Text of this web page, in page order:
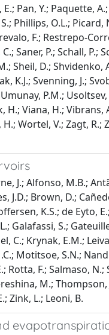
Pan, Y.; Paquette,
Phillips, O.L.;
F.; Restrepo-
Saner, P.; Schall,
Sheil, D.;
K.J.; Svenning, J.;
P.M.;
Viana, H.; Vibrans,
Wortel, V.; Zagt,
J.; Alfonso, M.B.;
J.D.; Brown, D.;
K.S.; de Eyto,
Galafassi, S.;
C.; Krynak, E.M.;
Motitsoe, S.N.;
Rotta, F.; Salmaso,
M.;
Zink, L.; Leoni, B.